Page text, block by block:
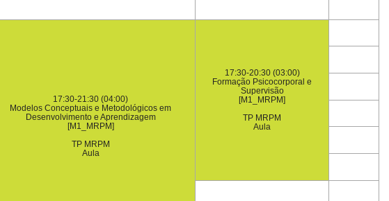
17:30-21:30 (04:00)
Modelos Conceptuais e Metodológicos em
Desenvolvimento e Aprendizagem
[M1_MRPM]
TP MRPM
Aula
17:30-20:30 (03:00)
Formação Psicocorporal e
Supervisão
[M1_MRPM]
TP MRPM
Aula